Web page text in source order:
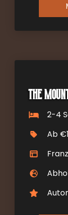
The
2-4
Ab